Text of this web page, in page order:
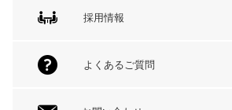
採用情報
よくあるご質問